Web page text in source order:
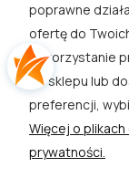
poprawne
ofertę do
wykorzystanie
do sklepu lub
preferencji,
Więcej o
prywatności.